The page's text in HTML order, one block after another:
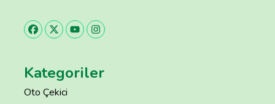
Kategoriler
Oto Çekici